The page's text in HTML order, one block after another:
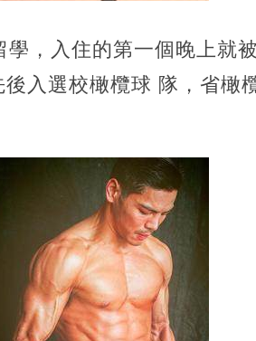
，入住的第一個晚上就
入選校橄欖球 隊，省橄